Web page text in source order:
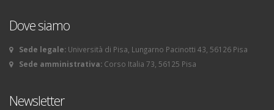
Dove siamo
Sede legale: Università di Pisa, Lungarno Pacinotti 43, 56126 Pisa
Sede amministrativa: Corso Italia 73, 56125 Pisa
Newsletter